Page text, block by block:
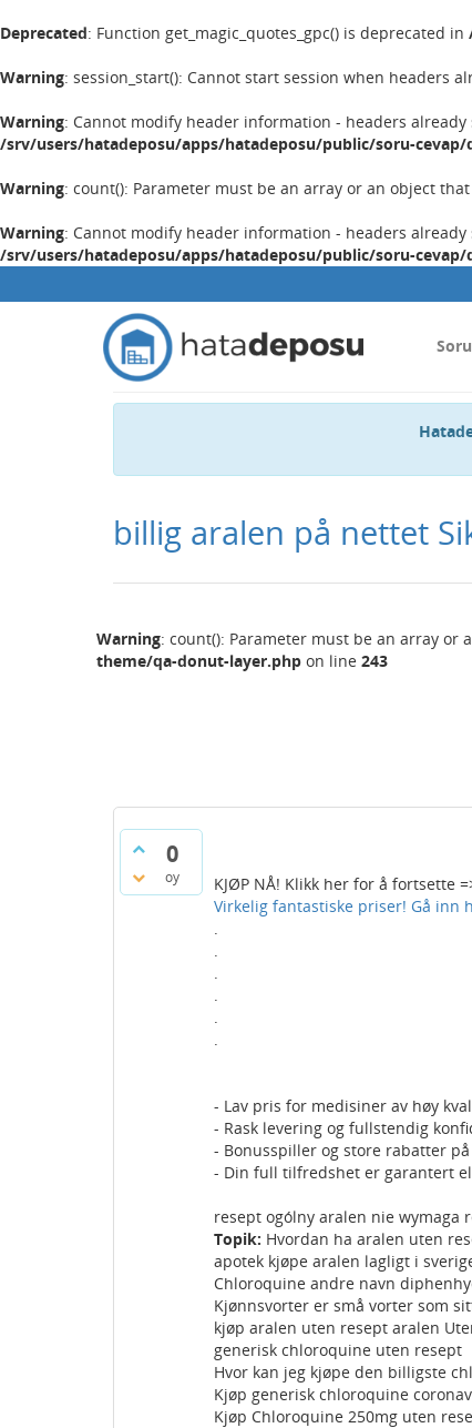
Deprecated: Function get_magic_quotes_gpc() is deprecated in
Warning: session_start(): Cannot start session when headers
Warning: Cannot modify header information - headers
/srv/users/hatadeposu/apps/hatadeposu/public/soru-
Warning: count(): Parameter must be an array or an object
Warning: Cannot modify header information - headers
/srv/users/hatadeposu/apps/hatadeposu/public/soru-
billig aralen på nettet
Warning: count(): Parameter must be an array
theme/qa-donut-layer.php on line 243
0
oy
KJØP NÅ! Klikk her for å fortsette
Virkelig fantastiske priser! Gå inn
.
.
.
.
.
.
- Lav pris for medisiner av høy
- Rask levering og fullstendig
- Bonusspiller og store rabatter
- Din full tilfredshet er garantert
resept ogólny aralen nie
Topik: Hvordan ha aralen uten
apotek kjøpe aralen lagligt i
Chloroquine andre navn
Kjønnsvorter er små vorter som
kjøp aralen uten resept aralen
generisk chloroquine uten resept
Hvor kan jeg kjøpe den billigste
Kjøp generisk chloroquine
Kjøp Chloroquine 250mg uten